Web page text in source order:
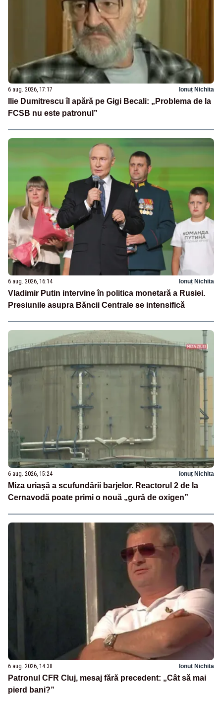
6 aug. 2026, 17:17 Ionuț Nichita
Ilie Dumitrescu îl apără pe Gigi Becali: „Problema de la
FCSB nu este patronul”
6 aug. 2026, 16:14 Ionuț Nichita
Vladimir Putin intervine în politica monetară a Rusiei.
Presiunile asupra Băncii Centrale se intensifică
6 aug. 2026, 15:24 Ionuț Nichita
Miza uriașă a scufundării barjelor. Reactorul 2 de la
Cernavodă poate primi o nouă „gură de oxigen”
6 aug. 2026, 14:38 Ionuț Nichita
Patronul CFR Cluj, mesaj fără precedent: „Cât să mai
pierd bani?”